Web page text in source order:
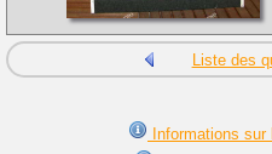
Liste des
Informations